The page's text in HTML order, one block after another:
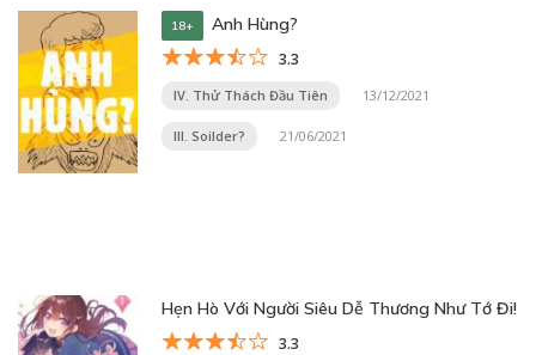
18+ Anh Hùng?
3.3
IV. Thử Thách Đầu Tiên 13/12/2021
III. Soilder? 21/06/2021
Hẹn Hò Với Người Siêu Dễ Thương Như Tớ Đi!
3.3